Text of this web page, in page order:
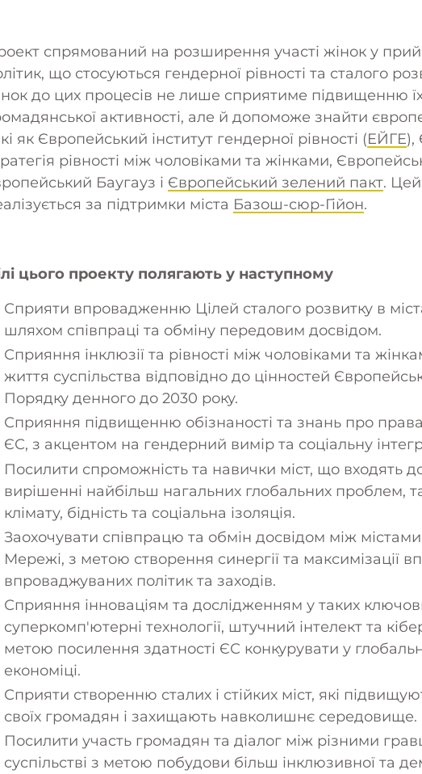
Громадяни, рівність, права та цінності
спрямований на розширення участі жінок у
що стосуються гендерної рівності та сталого
до цих процесів не лише сприятиме підвищенню
активності, але й допоможе знайти
як Європейський інститут гендерної рівності (ЕЙГЕ),
рівності між чоловіками та жінками,
Баугауз і Європейський зелений пакт.
за підтримки міста Базош-сюр-Гійон.
цього проекту полягають у наступному
Сприяти впровадженню Цілей сталого розвитку в
шляхом співпраці та обміну передовим досвідом.
Сприяння інклюзії та рівності між чоловіками та
життя суспільства відповідно до цінностей
Порядку денного до 2030 року.
Сприяння підвищенню обізнаності та знань про
ЄС, з акцентом на гендерний вимір та соціальну
Посилити спроможність та навички міст, що входять
вирішенні найбільш нагальних глобальних проблем,
клімату, бідність та соціальна ізоляція.
Заохочувати співпрацю та обмін досвідом між
Мережі, з метою створення синергії та максимізації
впроваджуваних політик та заходів.
Сприяння інноваціям та дослідженням у таких
суперкомп'ютерні технології, штучний інтелект та
метою посилення здатності ЄС конкурувати у
економіці.
Сприяти створенню сталих і стійких міст, які
своїх громадян і захищають навколишнє середовище.
Посилити участь громадян та діалог між різними
суспільстві з метою побудови більш інклюзивної та